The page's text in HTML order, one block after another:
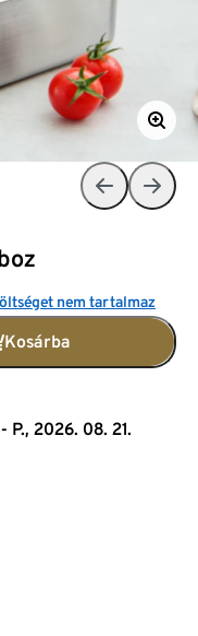
nem tartalmaz
Kosárba
P., 2026. 08. 21.